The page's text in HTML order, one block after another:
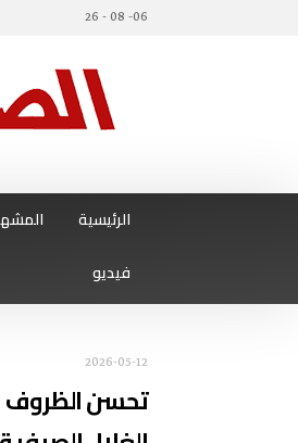
06- 08 - 26
الرئيسية
فيديو
2026-05-12
تحسن الظروف